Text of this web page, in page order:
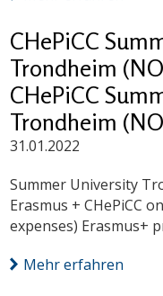
CHePiCC
Trondheim
CHePiCC
Trondheim
31.01.2022
Summer University
Erasmus + CHePiCC
expenses) Erasmus+
Mehr erfahren